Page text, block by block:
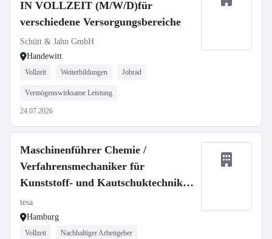
IN VOLLZEIT (M/W/D)für
verschiedene Versorgungsbereiche
Schütt & Jahn GmbH
Handewitt
Vollzeit Weiterbildungen Jobrad
Vermögenswirksame Leistung
24.07.2026
Maschinenführer Chemie /
Verfahrensmechaniker für
Kunststoff- und Kautschuktechnik
(m/w/d) (befristet)
tesa
Hamburg
Vollzeit Nachhaltiger Arbeitgeber